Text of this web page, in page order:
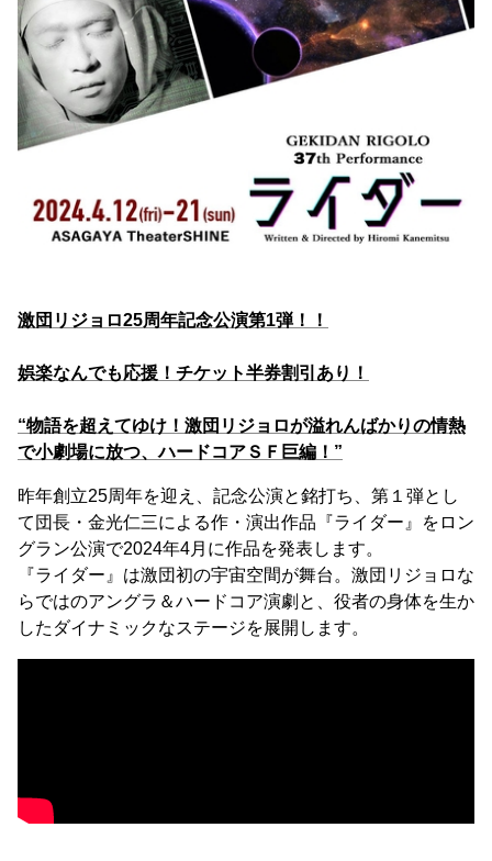
激団リジョロ25周年記念公演第1弾！！
娯楽なんでも応援！チケット半券割引あり！
“物語を超えてゆけ！激団リジョロが溢れんばかりの情熱
で小劇場に放つ、ハードコアＳＦ巨編！”
昨年創立25周年を迎え、記念公演と銘打ち、第１弾とし
て団長・金光仁三による作・演出作品『ライダー』をロン
グラン公演で2024年4月に作品を発表します。
『ライダー』は激団初の宇宙空間が舞台。激団リジョロな
らではのアングラ＆ハードコア演劇と、役者の身体を生か
したダイナミックなステージを展開します。